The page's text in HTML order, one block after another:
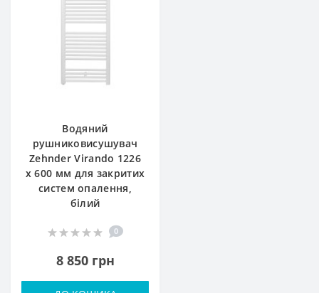
Водяний
рушниковисушувач
Zehnder Virando 1226
x 600 мм для закритих
систем опалення,
білий
0
8 850 грн